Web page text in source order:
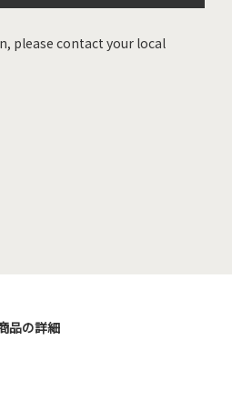
please contact your local
品の詳細